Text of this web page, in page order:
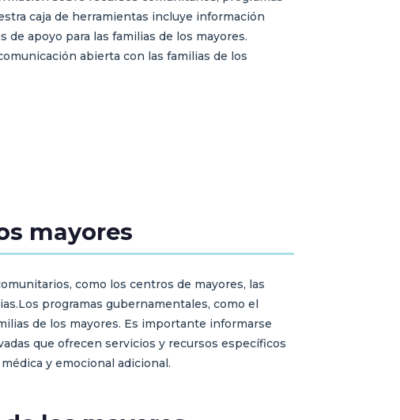
caja de herramientas incluye información
apoyo para las familias de los mayores.
abierta con las familias de los
mayores
como los centros de mayores, las
programas gubernamentales, como el
de los mayores. Es importante informarse
que ofrecen servicios y recursos específicos
y emocional adicional.